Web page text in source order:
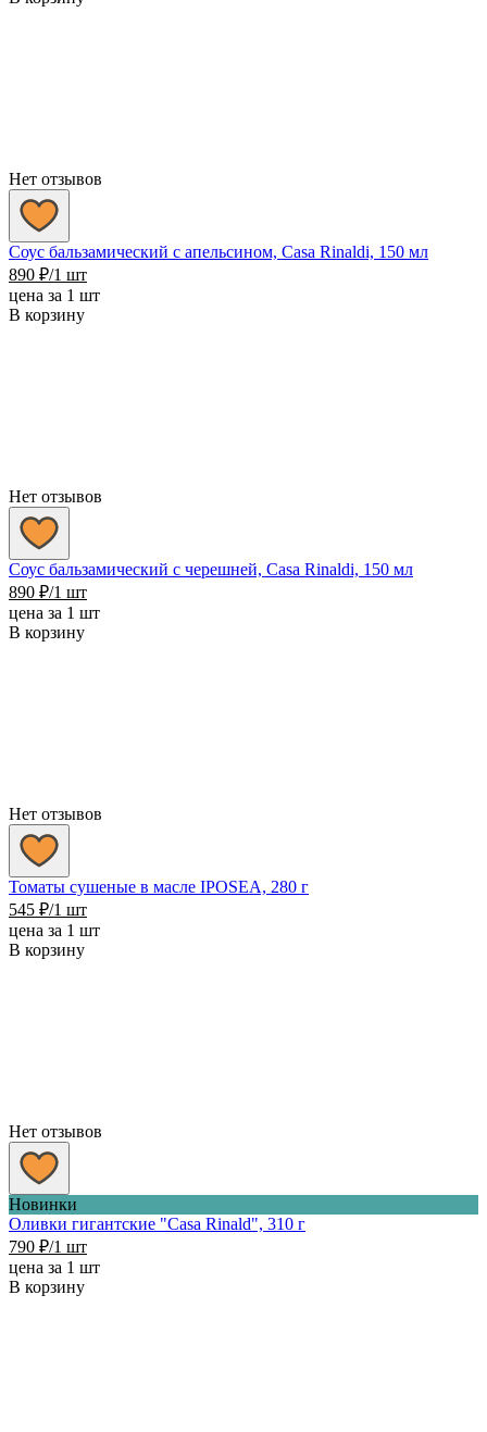
Нет отзывов
Соус бальзамический с апельсином, Casa Rinaldi, 150 мл
890 ₽/1 шт
цена за 1 шт
В корзину
Нет отзывов
Соус бальзамический с черешней, Casa Rinaldi, 150 мл
890 ₽/1 шт
цена за 1 шт
В корзину
Нет отзывов
Томаты сушеные в масле IPOSEA, 280 г
545 ₽/1 шт
цена за 1 шт
В корзину
Нет отзывов
Новинки
Оливки гигантские "Casa Rinald", 310 г
790 ₽/1 шт
цена за 1 шт
В корзину